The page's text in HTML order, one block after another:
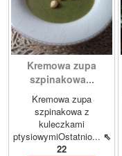
Kremowa zupa
szpinakowa...
Kremowa zupa
szpinakowa z
kuleczkami
ptysiowymiOstatnio... ⇖
22